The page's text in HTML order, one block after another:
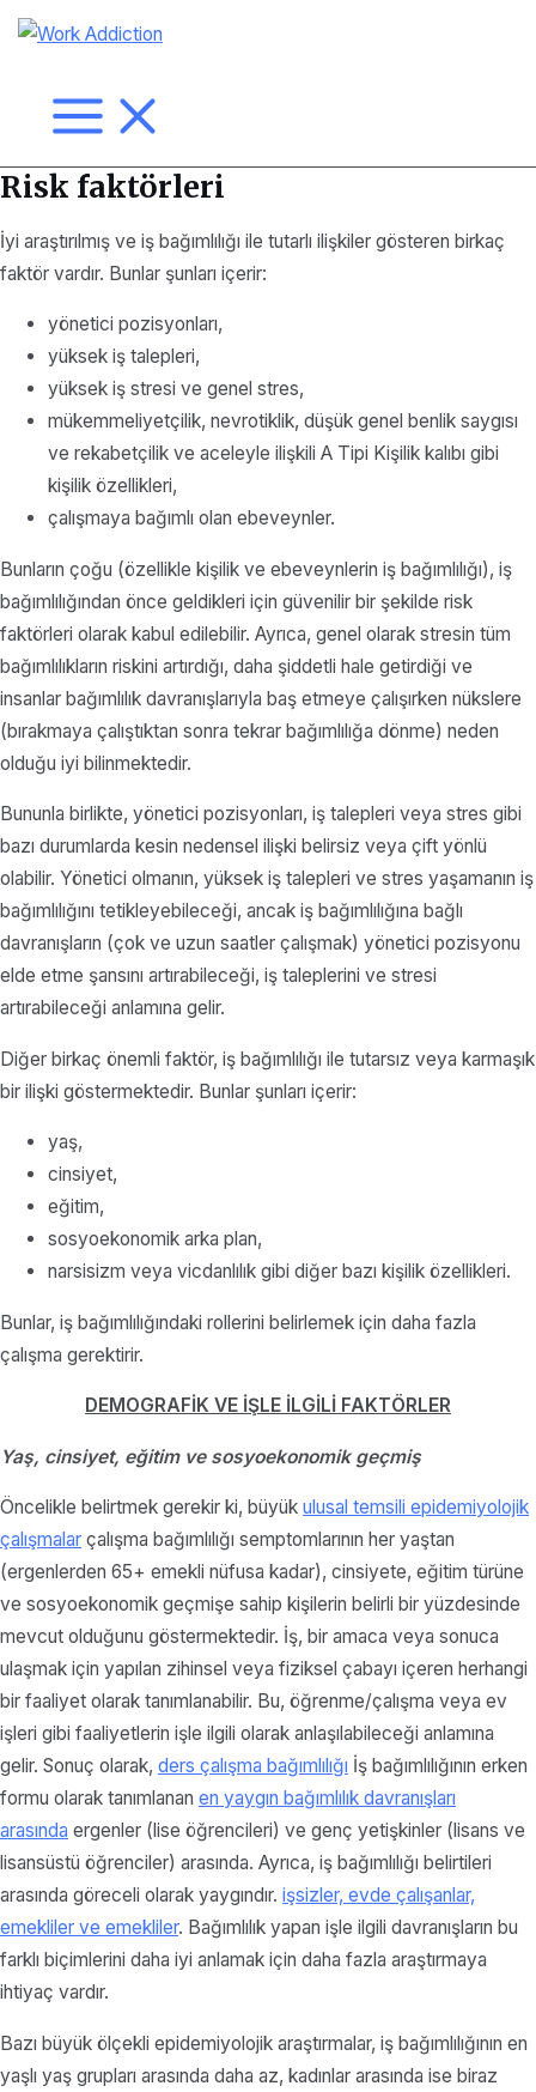
İçeriğe
menü
Risk faktörleri
İyi araştırılmış ve iş bağımlılığı ile tutarlı ilişkiler gösteren birkaç
faktör vardır. Bunlar şunları içerir:
yönetici pozisyonları,
yüksek iş talepleri,
yüksek iş stresi ve genel stres,
mükemmeliyetçilik, nevrotiklik, düşük genel benlik saygısı
ve rekabetçilik ve aceleyle ilişkili A Tipi Kişilik kalıbı gibi
kişilik özellikleri,
çalışmaya bağımlı olan ebeveynler.
Bunların çoğu (özellikle kişilik ve ebeveynlerin iş bağımlılığı), iş
bağımlılığından önce geldikleri için güvenilir bir şekilde risk
faktörleri olarak kabul edilebilir. Ayrıca, genel olarak stresin tüm
bağımlılıkların riskini artırdığı, daha şiddetli hale getirdiği ve
insanlar bağımlılık davranışlarıyla baş etmeye çalışırken nükslere
(bırakmaya çalıştıktan sonra tekrar bağımlılığa dönme) neden
olduğu iyi bilinmektedir.
Bununla birlikte, yönetici pozisyonları, iş talepleri veya stres gibi
bazı durumlarda kesin nedensel ilişki belirsiz veya çift yönlü
olabilir. Yönetici olmanın, yüksek iş talepleri ve stres yaşamanın iş
bağımlılığını tetikleyebileceği, ancak iş bağımlılığına bağlı
davranışların (çok ve uzun saatler çalışmak) yönetici pozisyonu
elde etme şansını artırabileceği, iş taleplerini ve stresi
artırabileceği anlamına gelir.
Diğer birkaç önemli faktör, iş bağımlılığı ile tutarsız veya karmaşık
bir ilişki göstermektedir. Bunlar şunları içerir:
yaş,
cinsiyet,
eğitim,
sosyoekonomik arka plan,
narsisizm veya vicdanlılık gibi diğer bazı kişilik özellikleri.
Bunlar, iş bağımlılığındaki rollerini belirlemek için daha fazla
çalışma gerektirir.
DEMOGRAFİK VE İŞLE İLGİLİ FAKTÖRLER
Yaş, cinsiyet, eğitim ve sosyoekonomik geçmiş
Öncelikle belirtmek gerekir ki, büyük ulusal temsili epidemiyolojik
çalışmalar çalışma bağımlılığı semptomlarının her yaştan
(ergenlerden 65+ emekli nüfusa kadar), cinsiyete, eğitim türüne
ve sosyoekonomik geçmişe sahip kişilerin belirli bir yüzdesinde
mevcut olduğunu göstermektedir. İş, bir amaca veya sonuca
ulaşmak için yapılan zihinsel veya fiziksel çabayı içeren herhangi
bir faaliyet olarak tanımlanabilir. Bu, öğrenme/çalışma veya ev
işleri gibi faaliyetlerin işle ilgili olarak anlaşılabileceği anlamına
gelir. Sonuç olarak, ders çalışma bağımlılığı İş bağımlılığının erken
formu olarak tanımlanan en yaygın bağımlılık davranışları
arasında ergenler (lise öğrencileri) ve genç yetişkinler (lisans ve
lisansüstü öğrenciler) arasında. Ayrıca, iş bağımlılığı belirtileri
arasında göreceli olarak yaygındır. işsizler, evde çalışanlar,
emekliler ve emekliler. Bağımlılık yapan işle ilgili davranışların bu
farklı biçimlerini daha iyi anlamak için daha fazla araştırmaya
ihtiyaç vardır.
Bazı büyük ölçekli epidemiyolojik araştırmalar, iş bağımlılığının en
yaşlı yaş grupları arasında daha az, kadınlar arasında ise biraz